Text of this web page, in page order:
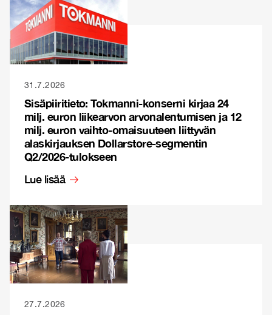
31.7.2026
Sisäpiiritieto: Tokmanni-konserni kirjaa 24
milj. euron liikearvon arvonalentumisen ja 12
milj. euron vaihto-omaisuuteen liittyvän
alaskirjauksen Dollarstore-segmentin
Q2/2026-tulokseen
Lue lisää
27.7.2026